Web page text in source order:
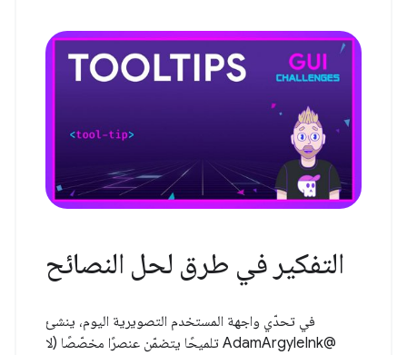
التفكير في طرق لحل النصائح
في تحدّي واجهة المستخدم التصويرية اليوم، ينشئ
@AdamArgyleInk تلميحًا يتضمّن عنصرًا مخصّصًا (لا